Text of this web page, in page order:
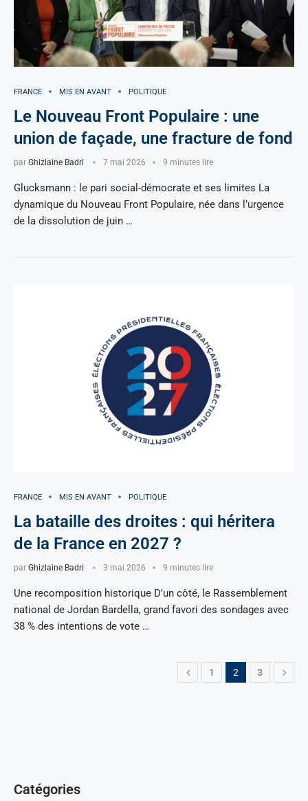
FRANCE MIS EN AVANT POLITIQUE
Le Nouveau Front Populaire : une
union de façade, une fracture de fond
par Ghizlaine Badri 7 mai 2026 9 minutes lire
Glucksmann : le pari social-démocrate et ses limites La
dynamique du Nouveau Front Populaire, née dans l’urgence
de la dissolution de juin …
FRANCE MIS EN AVANT POLITIQUE
La bataille des droites : qui héritera
de la France en 2027 ?
par Ghizlaine Badri 3 mai 2026 9 minutes lire
Une recomposition historique D’un côté, le Rassemblement
national de Jordan Bardella, grand favori des sondages avec
38 % des intentions de vote …
1 2 3
Catégories